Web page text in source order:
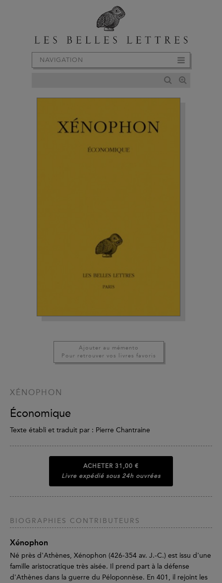
NAVIGATION
Ajouter au mémento
Pour retrouver vos livres favoris
XÉNOPHON
Économique
Texte établi et traduit par : Pierre Chantraine
ACHETER 31,00 €
Livre expédié sous 24h ouvrées
BIOGRAPHIES CONTRIBUTEURS
Xénophon
Né près d'Athènes, Xénophon (426-354 av. J.-C.) est issu d'une
famille aristocratique très aisée. Il prend part à la défense
d'Athènes dans la guerre du Péloponnèse. En 401, il rejoint les